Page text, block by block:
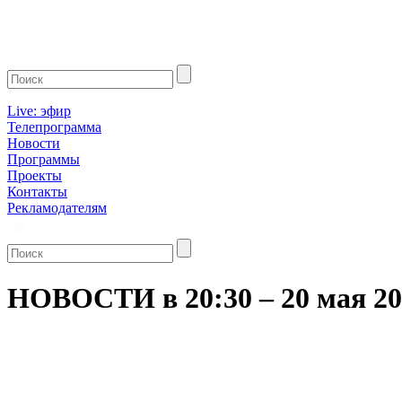
Live: эфир
Телепрограмма
Новости
Программы
Проекты
Контакты
Рекламодателям
НОВОСТИ в 20:30 – 20 мая